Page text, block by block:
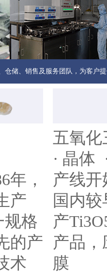
仓储、销售及服务团队，为客户
年，
产
规格
的产
术
五氧化
· 晶体
产线开
国内
产
产品
膜